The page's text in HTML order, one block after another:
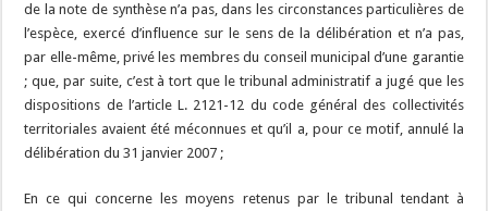
de la note de synthèse n’a pas, dans les circonstances particulières de
l’espèce, exercé d’influence sur le sens de la délibération et n’a pas,
par elle-même, privé les membres du conseil municipal d’une garantie
; que, par suite, c’est à tort que le tribunal administratif a jugé que les
dispositions de l’article L. 2121-12 du code général des collectivités
territoriales avaient été méconnues et qu’il a, pour ce motif, annulé la
délibération du 31 janvier 2007 ;
En ce qui concerne les moyens retenus par le tribunal tendant à